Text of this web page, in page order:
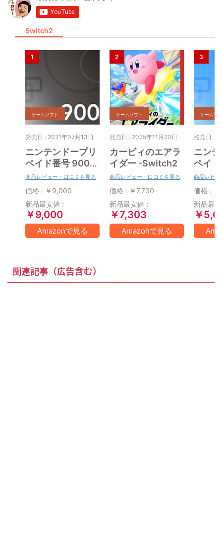
Switch2
ゲームソフト
発売日 : 2021年07月13日
ニンテンドープリ
ペイド番号 9000
円|オンラインコー
ド版
商品レビュー・口コミを見る
価格 : ￥9,000
新品最安値 :
￥9,000
Amazonで見る
ゲームソフト
発売日 : 2025年11月20日
カービィのエアラ
イダー -Switch2
商品レビュー・口コミを見る
価格 : ￥7,730
新品最安値 :
￥7,303
Amazonで見る
ゲームソ
発売日 :
ニン
ペイ
円|オ
ド版
商品レビ
価格 :
新品最
￥
関連記事（広告含む）